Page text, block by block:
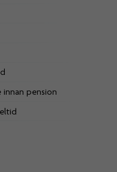
innan pension